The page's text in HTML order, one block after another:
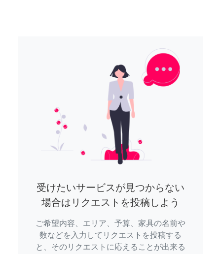
受けたいサービスが見つからない
場合はリクエストを投稿しよう
ご希望内容、エリア、予算、家具の名前や
数などを入力してリクエストを投稿する
と、そのリクエストに応えることが出来る